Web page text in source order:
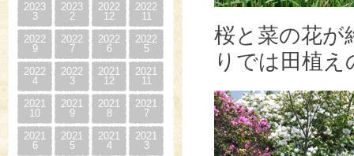
2023
3
2023
2
2022
12
2022
11
2022
9
2022
7
2022
6
2022
5
2022
4
2022
3
2021
12
2021
11
2021
10
2021
9
2021
8
2021
7
2021
6
2021
5
2021
4
2021
3
桜と菜の花が
りでは田植